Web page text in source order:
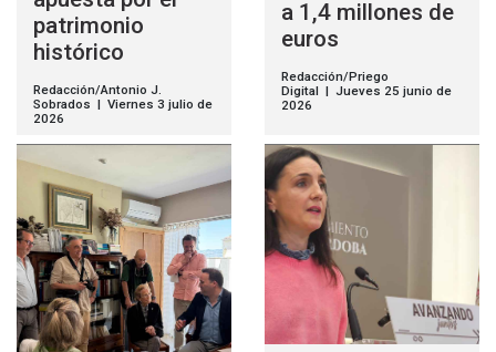
patrimonio
histórico
Redacción/Antonio J.
Sobrados | Viernes 3 julio de
2026
a 1,4 millones de
euros
Redacción/Priego
Digital | Jueves 25 junio de
2026